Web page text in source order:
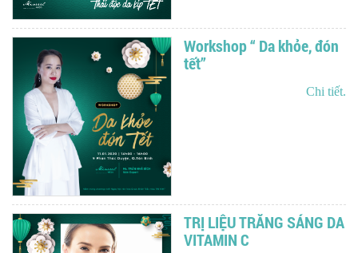
Workshop “ Da khỏe, đón
tết”
Chi tiết.
TRỊ LIỆU TRĂNG SÁNG DA
VITAMIN C